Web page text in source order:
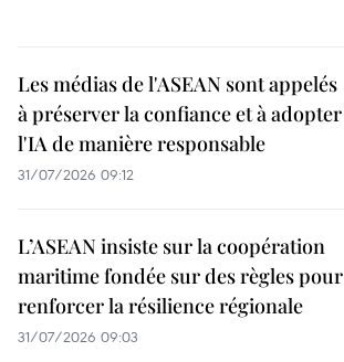
Les médias de l'ASEAN sont appelés
à préserver la confiance et à adopter
l'IA de manière responsable
31/07/2026 09:12
L’ASEAN insiste sur la coopération
maritime fondée sur des règles pour
renforcer la résilience régionale
31/07/2026 09:03